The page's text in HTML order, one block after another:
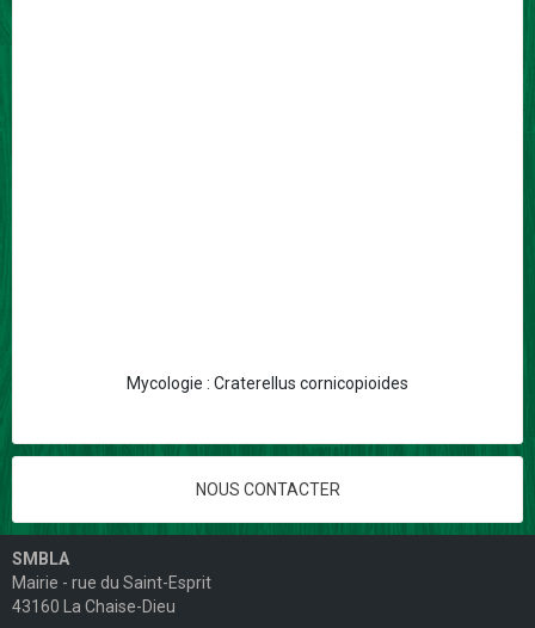
Mycologie : Craterellus cornicopioides
NOUS CONTACTER
SMBLA
Mairie - rue du Saint-Esprit
43160 La Chaise-Dieu